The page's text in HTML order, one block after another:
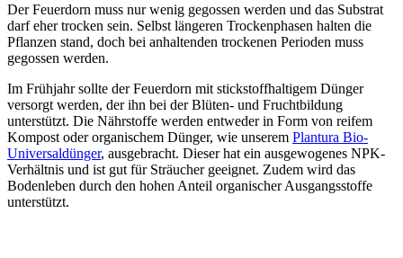
Der Feuerdorn muss nur wenig gegossen werden und das Substrat
darf eher trocken sein. Selbst längeren Trockenphasen halten die
Pflanzen stand, doch bei anhaltenden trockenen Perioden muss
gegossen werden.
Im Frühjahr sollte der Feuerdorn mit stickstoffhaltigem Dünger
versorgt werden, der ihn bei der Blüten- und Fruchtbildung
unterstützt. Die Nährstoffe werden entweder in Form von reifem
Kompost oder organischem Dünger, wie unserem Plantura Bio-
Universaldünger, ausgebracht. Dieser hat ein ausgewogenes NPK-
Verhältnis und ist gut für Sträucher geeignet. Zudem wird das
Bodenleben durch den hohen Anteil organischer Ausgangsstoffe
unterstützt.